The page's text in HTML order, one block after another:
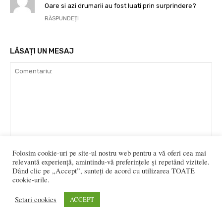
Oare si azi drumarii au fost luati prin surprindere?
RĂSPUNDEȚI
LĂSAȚI UN MESAJ
Comentariu:
Folosim cookie-uri pe site-ul nostru web pentru a vă oferi cea mai
relevantă experiență, amintindu-vă preferințele și repetând vizitele.
Dând clic pe „Accept”, sunteți de acord cu utilizarea TOATE
cookie-urile.
Setari cookies ACCEPT